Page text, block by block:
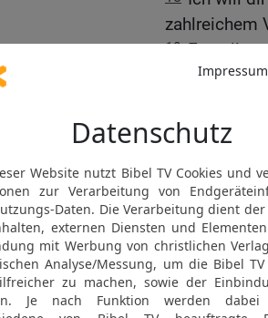
zahlreichem
19 Es sollen
feind sind;
20 denn sie
ersinnen
21 Sie
haha! Nun
22 Du hast
fern von mir!
23 Erhebe
meine